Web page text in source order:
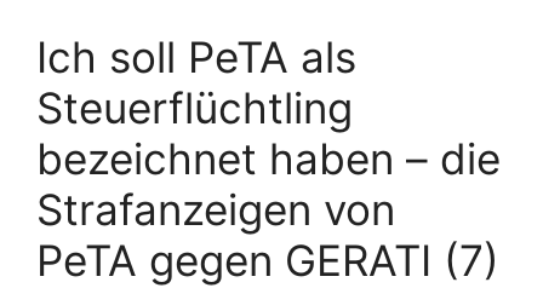
i
n
w
r
t
e
r
Ich soll PeTA als
Steuerflüchtling
bezeichnet haben – die
Strafanzeigen von
PeTA gegen GERATI (7)